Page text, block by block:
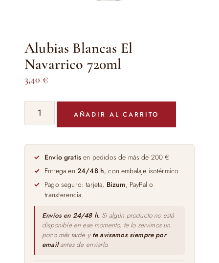
Alubias Blancas El
Navarrico 720ml
3,40 €
Alubias
Blancas
Navarrico
720ml
cantidad
AÑADIR AL CARRITO
Envío gratis en pedidos de más de 200 €
Entrega en 24/48 h, con embalaje isotérmico
Pago seguro: tarjeta, Bizum, PayPal o
transferencia
Envíos en 24/48 h. Si algún producto no está
disponible en ese momento, te lo servimos un
poco más tarde y te avisamos siempre por
emailantes de enviarlo.